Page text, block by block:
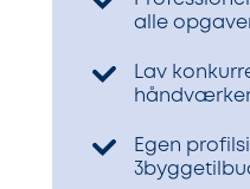
alle
Lav
Egen